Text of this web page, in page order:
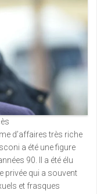
d’affaires très riche
a été une figure
90. Il a été élu
privée qui a souvent
et frasques